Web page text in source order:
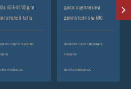
624-4118 для
tatra
сопутствующих
диск сцепления
двигателя sw 680
продажа сопутствующих
товаров
автобетононасос